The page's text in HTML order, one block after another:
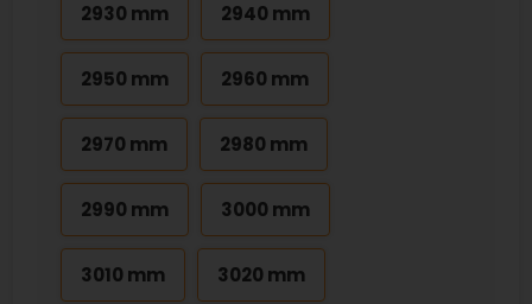
2930 mm 2940 mm
2950 mm 2960 mm
2970 mm 2980 mm
2990 mm 3000 mm
3010 mm 3020 mm